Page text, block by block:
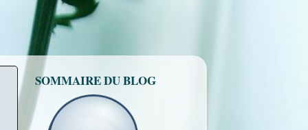
SOMMAIRE DU BLOG